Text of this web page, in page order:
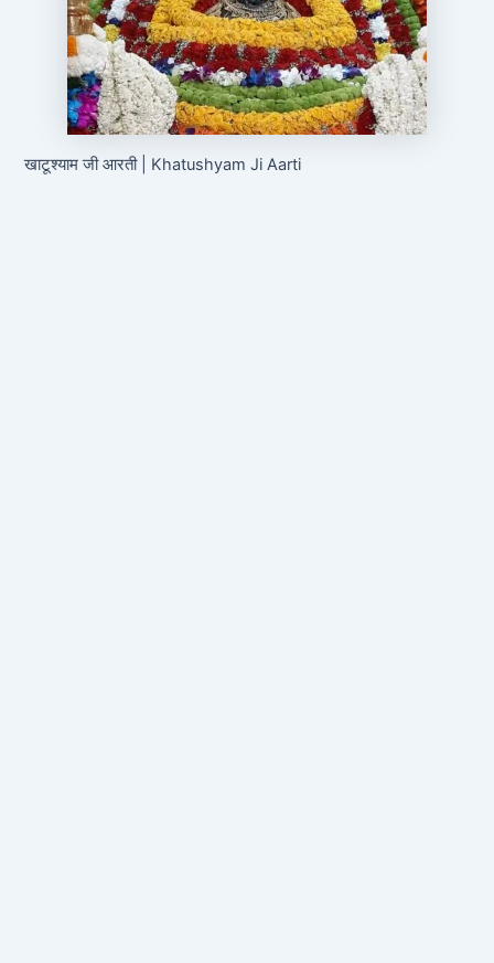
खाटूश्याम जी आरती | Khatushyam Ji Aarti